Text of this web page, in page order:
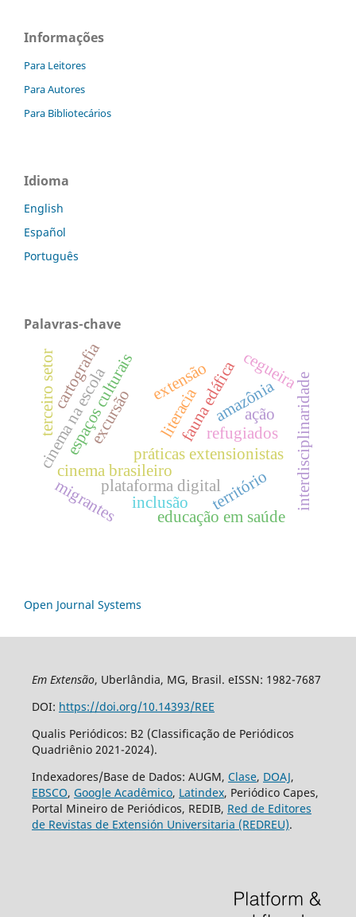
Informações
Para Leitores
Para Autores
Para Bibliotecários
Idioma
English
Español
Português
Palavras-chave
espaços culturais práticas extensionistas
amazônia
fauna edáfica
cinema na escola
cinema brasileiro
plataforma digital
terceiro setor interdisciplinaridade
território
educação em saúde
refugiados
migrantes
cegueira
literacia ação
inclusão
extensão
cartografia
excursão
Open Journal Systems
Em Extensão, Uberlândia, MG, Brasil. eISSN: 1982-7687
DOI: https://doi.org/10.14393/REE
Qualis Periódicos: B2 (Classificação de Periódicos
Quadriênio 2021-2024).
Indexadores/Base de Dados: AUGM, Clase, DOAJ,
EBSCO, Google Acadêmico, Latindex, Periódico Capes,
Portal Mineiro de Periódicos, REDIB, Red de Editores
de Revistas de Extensión Universitaria (REDREU).